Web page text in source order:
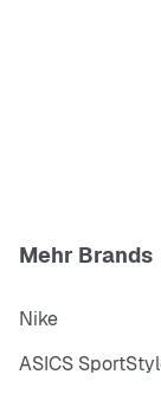
Mehr Brands
Nike
ASICS